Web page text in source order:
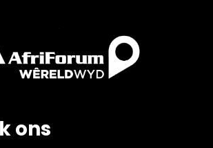
ons